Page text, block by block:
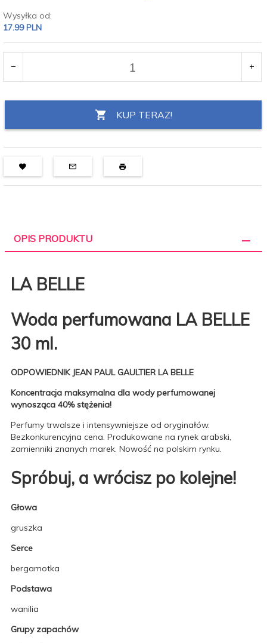
Wysyłka od:
17.99 PLN
KUP TERAZ!
OPIS PRODUKTU
LA BELLE
Woda perfumowana LA BELLE
30 ml.
ODPOWIEDNIK JEAN PAUL GAULTIER LA BELLE
Koncentracja maksymalna dla wody perfumowanej
wynosząca 40% stężenia!
Perfumy trwalsze i intensywniejsze od oryginałów.
Bezkonkurencyjna cena. Produkowane na rynek arabski,
zamienniki znanych marek. Nowość na polskim rynku.
Spróbuj, a wrócisz po kolejne!
Głowa
gruszka
Serce
bergamotka
Podstawa
wanilia
Grupy zapachów